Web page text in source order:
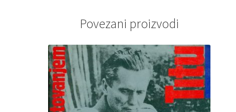
Povezani proizvodi